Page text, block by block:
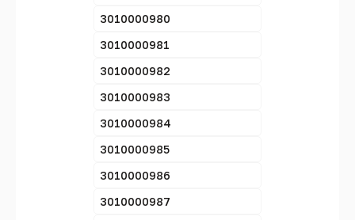
3010000980
3010000981
3010000982
3010000983
3010000984
3010000985
3010000986
3010000987